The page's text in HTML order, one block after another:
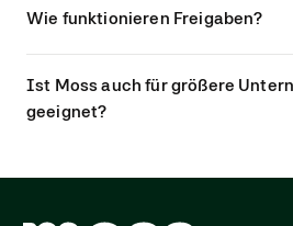
Wie funktionieren Freigaben?
Ist Moss auch für größere
geeignet?